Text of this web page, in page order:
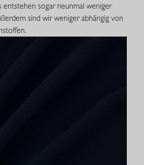
entstehen sogar neunmal weniger
sind wir weniger abhängig von